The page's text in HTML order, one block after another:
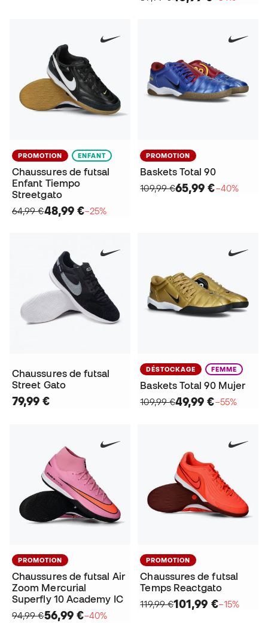
PROMOTION ENFANT
Chaussures de futsal
Enfant Tiempo
Streetgato
64,99 €48,99 €−25%
PROMOTION
Baskets Total 90
109,99 €65,99 €−40%
Chaussures de futsal
Street Gato
79,99 €
DÉSTOCKAGE FEMME
Baskets Total 90 Mujer
109,99 €49,99 €−55%
PROMOTION
Chaussures de futsal Air
Zoom Mercurial
Superfly 10 Academy IC
94,99 €56,99 €−40%
PROMOTION
Chaussures de futsal
Temps Reactgato
119,99 €101,99 €−15%